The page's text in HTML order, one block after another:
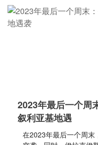
2023年最后一个周
叙利亚基地遇
在2023年最后一个周末